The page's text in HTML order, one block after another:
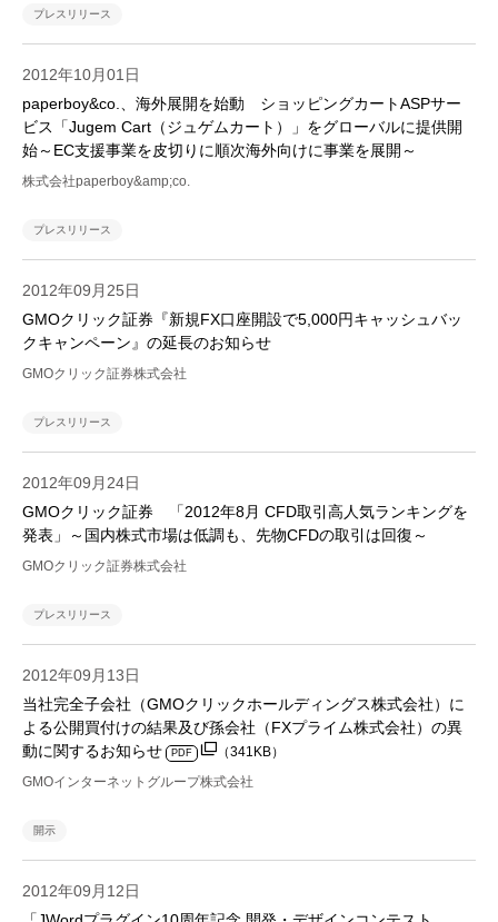
プレスリリース
2012年10月01日
paperboy&co.、海外展開を始動 ショッピングカートASPサー
ビス「Jugem Cart（ジュゲムカート）」をグローバルに提供開
始～EC支援事業を皮切りに順次海外向けに事業を展開～
株式会社paperboy&amp;co.
プレスリリース
2012年09月25日
GMOクリック証券『新規FX口座開設で5,000円キャッシュバッ
クキャンペーン』の延長のお知らせ
GMOクリック証券株式会社
プレスリリース
2012年09月24日
GMOクリック証券 「2012年8月 CFD取引高人気ランキングを
発表」～国内株式市場は低調も、先物CFDの取引は回復～
GMOクリック証券株式会社
プレスリリース
2012年09月13日
当社完全子会社（GMOクリックホールディングス株式会社）に
よる公開買付けの結果及び孫会社（FXプライム株式会社）の異
動に関するお知らせ
PDF
（341KB）
GMOインターネットグループ株式会社
開示
2012年09月12日